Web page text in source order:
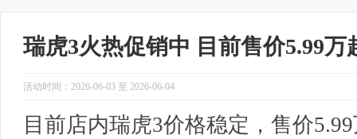
瑞虎3火热促销中 目前售价5.99万
活动时间：2026-06-03 至 2026-06-04
目前店内瑞虎3价格稳定，售价